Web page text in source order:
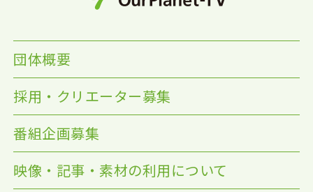
団体概要
採用・クリエーター募集
番組企画募集
映像・記事・素材の利用について